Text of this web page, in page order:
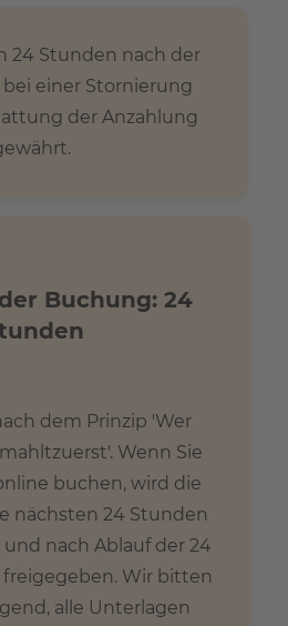
24 Stunden nach der
einer Stornierung
der Anzahlung
Buchung: 24
dem Prinzip 'Wer
Wenn Sie
buchen, wird die
nächsten 24 Stunden
nach Ablauf der 24
Wir bitten
alle Unterlagen